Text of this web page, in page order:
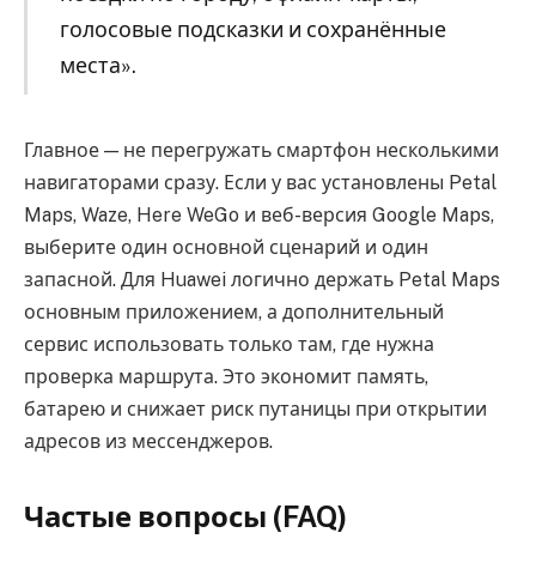
голосовые подсказки и сохранённые
места».
Главное — не перегружать смартфон несколькими
навигаторами сразу. Если у вас установлены Petal
Maps, Waze, Here WeGo и веб-версия Google Maps,
выберите один основной сценарий и один
запасной. Для Huawei логично держать Petal Maps
основным приложением, а дополнительный
сервис использовать только там, где нужна
проверка маршрута. Это экономит память,
батарею и снижает риск путаницы при открытии
адресов из мессенджеров.
Частые вопросы (FAQ)